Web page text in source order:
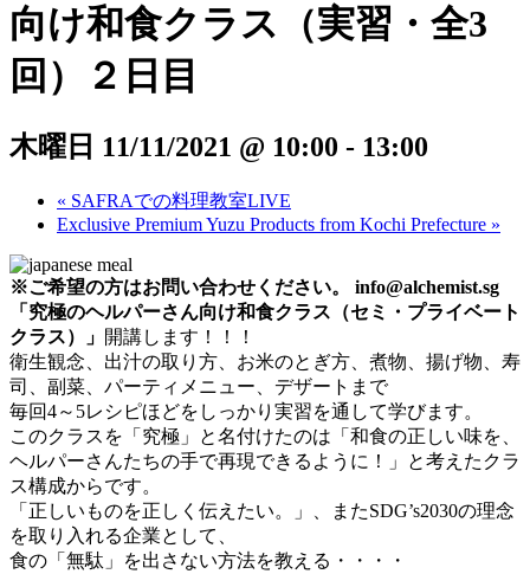
向け和食クラス（実習・全3
回）２日目
木曜日 11/11/2021 @ 10:00 - 13:00
« SAFRAでの料理教室LIVE
Exclusive Premium Yuzu Products from Kochi Prefecture »
※ご希望の方はお問い合わせください。 info@alchemist.sg
「究極のヘルパーさん向け和食クラス（セミ・プライベート
クラス）」 開講します！！！
衛生観念、出汁の取り方、お米のとぎ方、煮物、揚げ物、寿
司、副菜、パーティメニュー、デザートまで
毎回4～5レシピほどをしっかり実習を通して学びます。
このクラスを「究極」と名付けたのは「和食の正しい味を、
ヘルパーさんたちの手で再現できるように！」と考えたクラ
ス構成からです。
「正しいものを正しく伝えたい。」、またSDG’s2030の理念
を取り入れる企業として、
食の「無駄」を出さない方法を教える・・・・